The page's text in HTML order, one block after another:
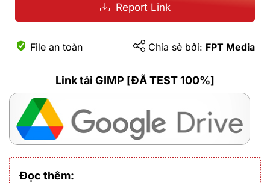
Report Link
File an toàn Chia sẻ bởi: FPT Media
Link tải GIMP [ĐÃ TEST 100%]
Đọc thêm: